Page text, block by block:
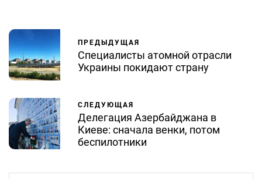
ПРЕДЫДУЩАЯ
Специалисты атомной отрасли
Украины покидают страну
СЛЕДУЮЩАЯ
Делегация Азербайджана в
Киеве: сначала венки, потом
беспилотники